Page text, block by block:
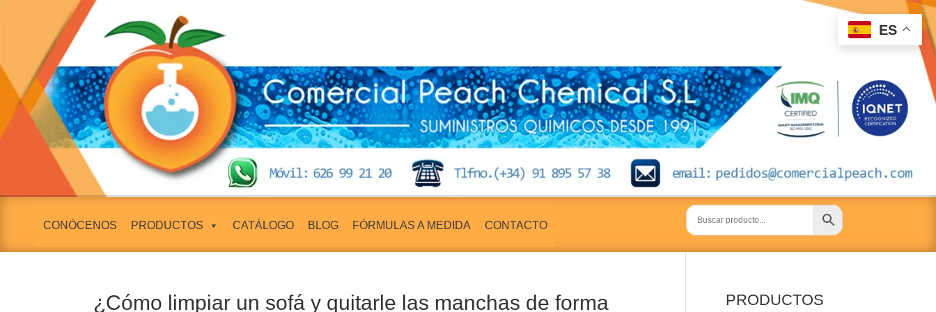
CONÓCENOS PRODUCTOS CATÁLOGO BLOG FÓRMULAS A MEDIDA CONTACTO
¿Cómo limpiar un sofá y quitarle las manchas de forma PRODUCTOS
ES